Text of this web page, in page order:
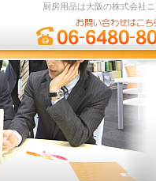
厨房用品は大阪の株式会社